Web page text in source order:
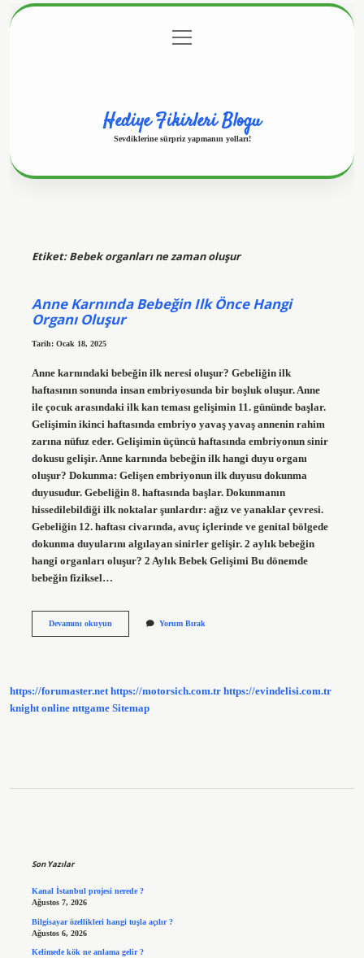
Gizlilik Politikası
menüyü
aç
Hediye Fikirleri Blogu
Sevdiklerine sürpriz yapmanın yolları!
Etiket:Bebek organları ne zaman oluşur
Anne Karnında Bebeğin Ilk Önce Hangi
Organı Oluşur
Tarih: Ocak 18, 2025
Anne karnındaki bebeğin ilk neresi oluşur? Gebeliğin ilk
haftasının sonunda insan embriyosunda bir boşluk oluşur. Anne
ile çocuk arasındaki ilk kan teması gelişimin 11. gününde başlar.
Gelişimin ikinci haftasında embriyo yavaş yavaş annenin rahim
zarına nüfuz eder. Gelişimin üçüncü haftasında embriyonun sinir
dokusu gelişir. Anne karnında bebeğin ilk hangi duyu organı
oluşur? Dokunma: Gelişen embriyonun ilk duyusu dokunma
duyusudur. Gebeliğin 8. haftasında başlar. Dokunmanın
hissedilebildiği ilk noktalar şunlardır: ağız ve yanaklar çevresi.
Gebeliğin 12. haftası civarında, avuç içlerinde ve genital bölgede
dokunma duyularını algılayan sinirler gelişir. 2 aylık bebeğin
hangi organları oluşur? 2 Aylık Bebek Gelişimi Bu dönemde
bebeğin fiziksel…
Devamını okuyunAnne
Organı
Yorum Bırak
https://forumaster.net https://motorsich.com.tr https://evindelisi.com.tr
knight online nttgame Sitemap
Son Yazılar
Kanal İstanbul projesi nerede ?
Ağustos 7, 2026
Bilgisayar özellikleri hangi tuşla açılır ?
Ağustos 6, 2026
Kelimede kök ne anlama gelir ?